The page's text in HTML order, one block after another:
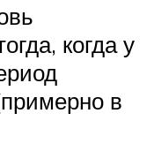
когда у
в